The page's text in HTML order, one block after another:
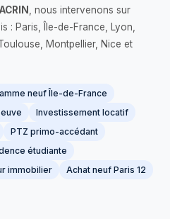
ACRIN
, nous intervenons sur
: Paris, Île-de-France, Lyon,
Montpellier, Nice et
neuf Île-de-France
Investissement locatif
PTZ primo-accédant
étudiante
immobilier
Achat neuf Paris 12